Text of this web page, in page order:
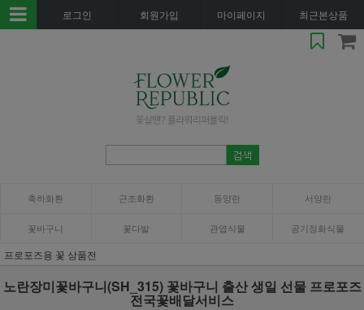
로그인 회원가입 마이페이지 최근본상품
축하화환 근조화환 동양란 서양란
꽃바구니 꽃다발 관엽식물 공기정화식물
프로포즈용 꽃 상품전
노란장미꽃바구니(SH_315) 꽃바구니 출산 생일 선물 프로포즈
전국꽃배달서비스